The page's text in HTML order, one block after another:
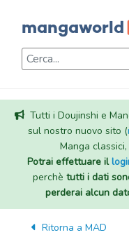
Tutti i Doujinshi e
sul nostro nuovo sito (
Manga
Potrai effettuare il
perchè tutti i dati
perderai alcun
Ritorna a MAD